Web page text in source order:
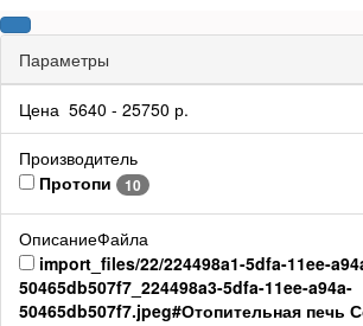
Параметры
Цена 5640 - 25750 р.
Производитель
Протопи
10
ОписаниеФайла
import_files/22/224498a1-5dfa-11ee-
50465db507f7_224498a3-5dfa-11ee-a94a-
50465db507f7.jpeg#Отопительная печь